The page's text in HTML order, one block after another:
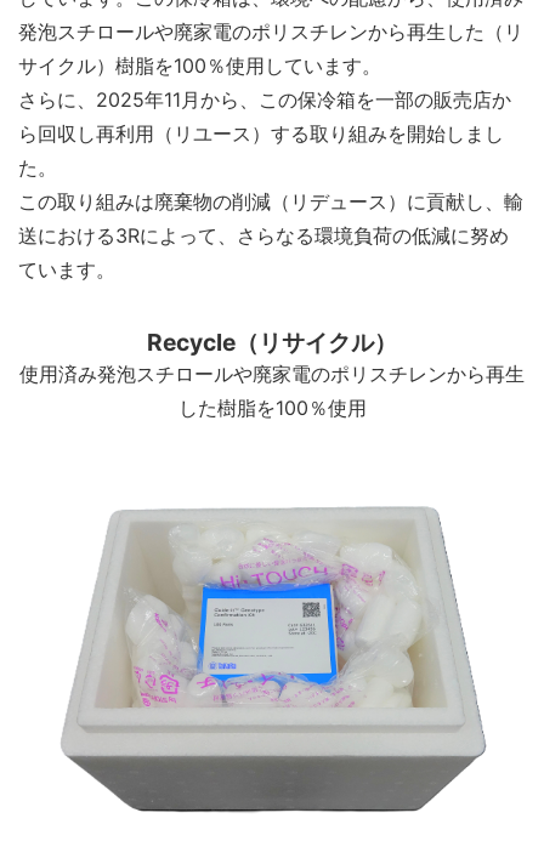
発泡スチロールや廃家電のポリスチレンから再生した（リ
サイクル）樹脂を100％使用しています。
さらに、2025年11月から、この保冷箱を一部の販売店か
ら回収し再利用（リユース）する取り組みを開始しまし
た。
この取り組みは廃棄物の削減（リデュース）に貢献し、輸
送における3Rによって、さらなる環境負荷の低減に努め
ています。
Recycle（リサイクル）
使用済み発泡スチロールや廃家電のポリスチレンから再生
した樹脂を100％使用